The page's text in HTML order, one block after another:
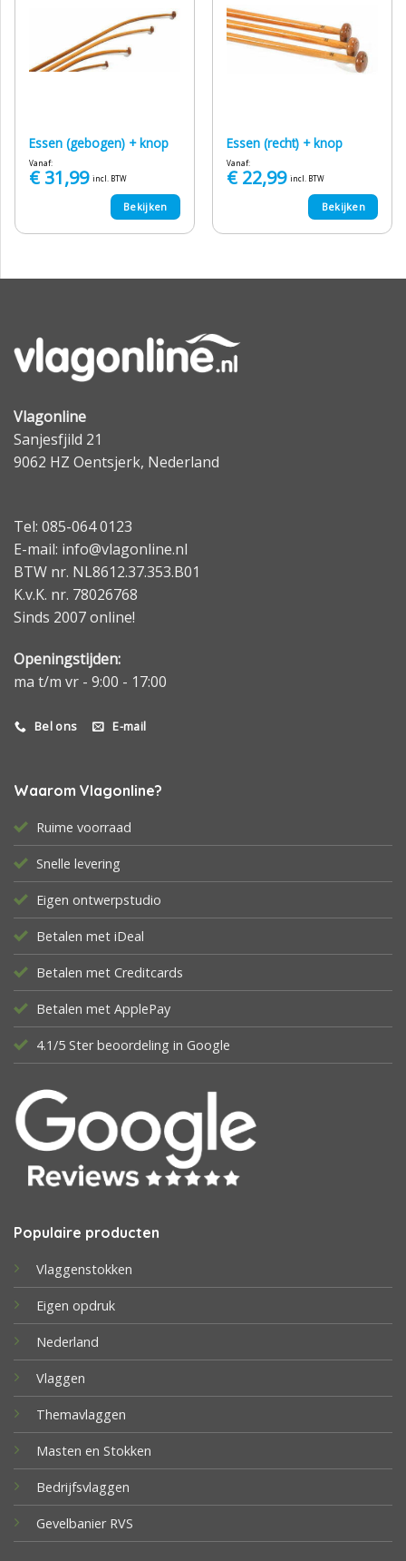
Essen (gebogen) + knop
Vanaf:
€31,99 incl. BTW
Bekijken
Essen (recht) + knop
Vanaf:
€22,99 incl. BTW
Bekijken
Vlagonline
Sanjesfjild 21
9062 HZ Oentsjerk, Nederland
Tel: 085-064 0123
E-mail: info@vlagonline.nl
BTW nr. NL8612.37.353.B01
K.v.K. nr. 78026768
Sinds 2007 online!
Openingstijden:
ma t/m vr - 9:00 - 17:00
Bel ons E-mail
Waarom Vlagonline?
Ruime voorraad
Snelle levering
Eigen ontwerpstudio
Betalen met iDeal
Betalen met Creditcards
Betalen met ApplePay
4.1/5 Ster beoordeling in Google
Populaire producten
Vlaggenstokken
Eigen opdruk
Nederland
Vlaggen
Themavlaggen
Masten en Stokken
Bedrijfsvlaggen
Gevelbanier RVS